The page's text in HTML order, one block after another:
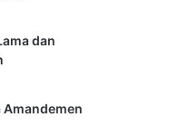
dan
Amandemen